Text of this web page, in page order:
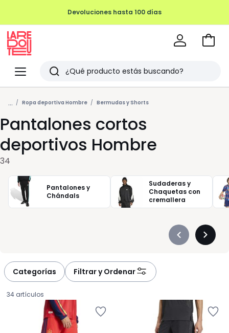
Devoluciones hasta 100 días
Menu
Redoute
Buscar
Últimos
artículos
vistos
Ir
... Ropa deportiva Hombre Bermudas y Shorts
Pantalones cortos
deportivos Hombre
34
Pantalones y
Chándals
Sudaderas y
Chaquetas con
cremallera
Précédent
Categorías Filtrar y Ordenar
34 artículos